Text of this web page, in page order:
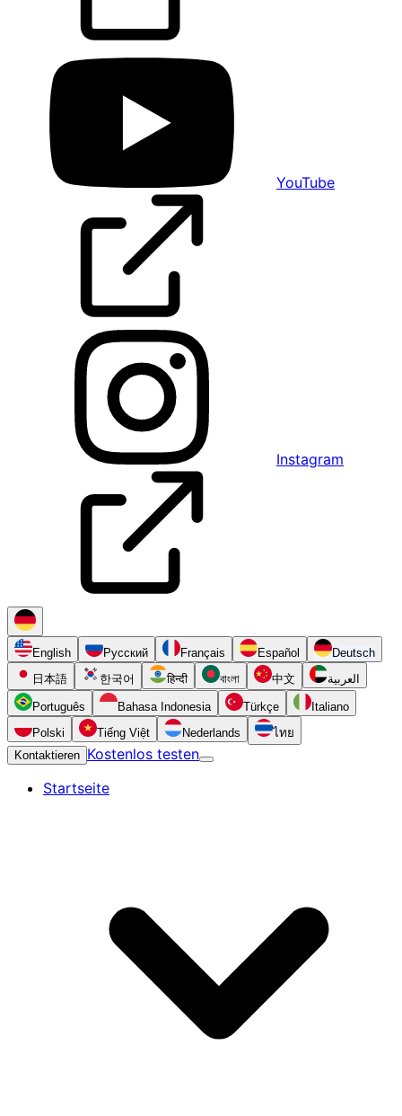
YouTube
Instagram
English Русский Français Español
Deutsch
日本語
한국어 हिन्दी বাংলা 中文 العربية
Português Bahasa Indonesia Türkçe
Italiano
Polski
Tiếng Việt Nederlands
ไทย
Kontaktieren Kostenlos testen
Startseite